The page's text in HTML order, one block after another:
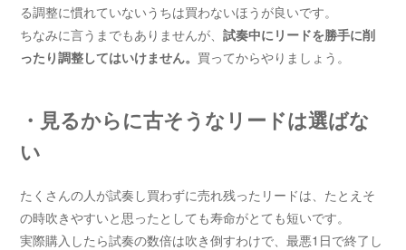
る調整に慣れていないうちは買わないほうが良いです。
ちなみに言うまでもありませんが、試奏中にリードを勝手に削
ったり調整してはいけません。 買ってからやりましょう。
・見るからに古そうなリードは選ばな
い
たくさんの人が試奏し買わずに売れ残ったリードは、たとえそ
の時吹きやすいと思ったとしても寿命がとても短いです。
実際購入したら試奏の数倍は吹き倒すわけで、最悪1日で終了し